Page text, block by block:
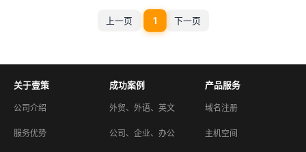
上一页 1 下一页
关于壹策
公司介绍
服务优势
成功案例
外贸、外语、英文
公司、企业、办公
产品服务
域名注册
主机空间